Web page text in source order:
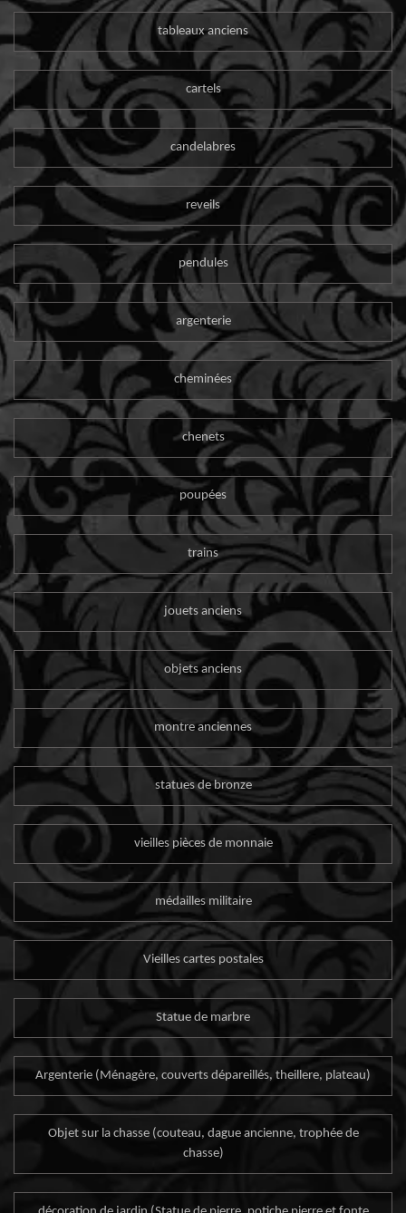
tableaux anciens
cartels
candelabres
reveils
pendules
argenterie
cheminées
chenets
poupées
trains
jouets anciens
objets anciens
montre anciennes
statues de bronze
vieilles pièces de monnaie
médailles militaire
Vieilles cartes postales
Statue de marbre
Argenterie (Ménagère, couverts dépareillés, theillere, plateau)
Objet sur la chasse (couteau, dague ancienne, trophée de
chasse)